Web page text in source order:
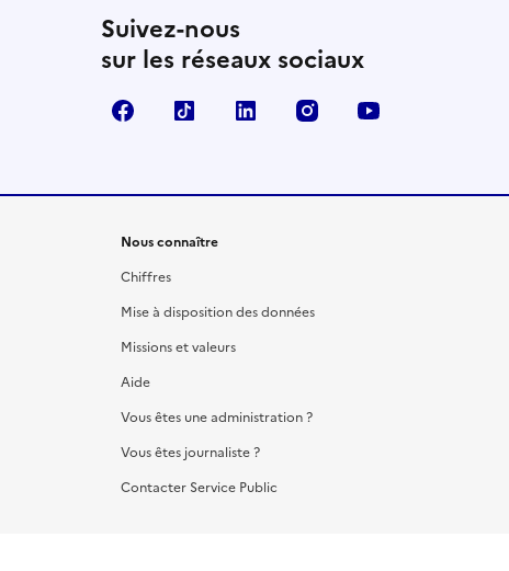
Suivez-nous
sur les réseaux sociaux
FacebookTikTok LinkedIn Instagram
Nous connaître
Chiffres
Mise à disposition des données
Missions et valeurs
Aide
Vous êtes une administration ?
Vous êtes journaliste ?
Contacter Service Public